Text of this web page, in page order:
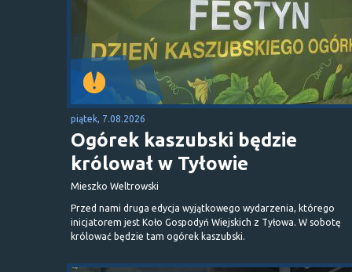
piątek, 7.08.2026
Ogórek kaszubski będzie
królował w Tyłowie
Mieszko Weltrowski
Przed nami druga edycja wyjątkowego wydarzenia, którego
inicjatorem jest Koło Gospodyń Wiejskich z Tyłowa. W sobotę
królować będzie tam ogórek kaszubski.